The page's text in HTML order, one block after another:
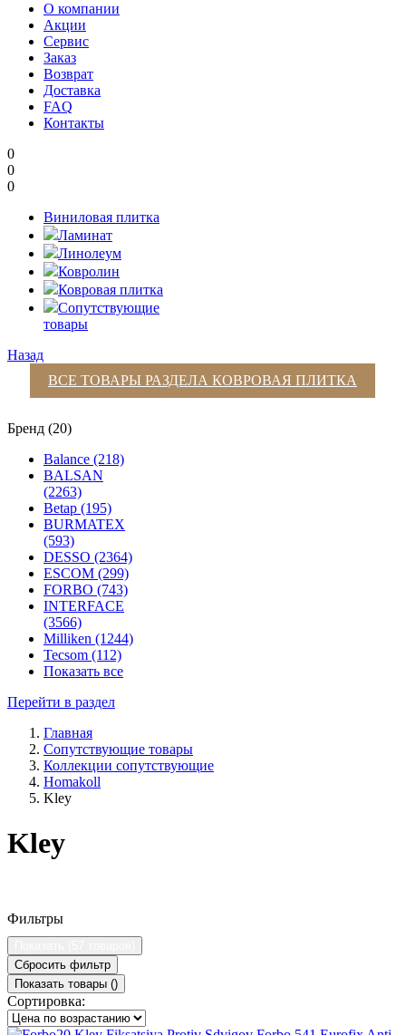
О компании
Акции
Сервис
Заказ
Возврат
Доставка
FAQ
Контакты
0
0
0
Виниловая плитка
Ламинат
Линолеум
Ковролин
Ковровая плитка
Сопутствующие
товары
Назад
ВСЕ ТОВАРЫ РАЗДЕЛА КОВРОВАЯ ПЛИТКА
Бренд (20)
Balance (218)
BALSAN
(2263)
Betap (195)
BURMATEX
(593)
DESSO (2364)
ESCOM (299)
FORBO (743)
INTERFACE
(3566)
Milliken (1244)
Tecsom (112)
Показать все
Перейти в раздел
Главная
Сопутствующие товары
Коллекции сопутствующие
Homakoll
Kley
Kley
Фильтры
Сбросить фильтр
Показать товары ()
Сортировка: